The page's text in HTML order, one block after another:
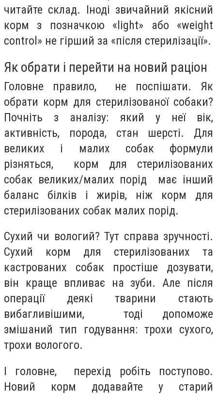
читайте склад. Іноді звичайний якісний
корм з позначкою «light» або «weight
control» не гірший за «після стерилізації».
Як обрати і перейти на новий раціон
Головне правило, не поспішати. Як
обрати корм для стерилізованої собаки?
Почніть з аналізу: який у неї вік,
активність, порода, стан шерсті. Для
великих і малих собак формули
різняться, корм для стерилізованих
собак великих/малих порід має інший
баланс білків і жирів, ніж корм для
стерилізованих собак малих порід.
Сухий чи вологий? Тут справа зручності.
Сухий корм для стерилізованих та
кастрованих собак простіше дозувати,
він краще впливає на зуби. Але після
операції деякі тварини стають
вибагливішими, тоді допоможе
змішаний тип годування: трохи сухого,
трохи вологого.
І головне, перехід робіть поступово.
Новий корм додавайте у старий